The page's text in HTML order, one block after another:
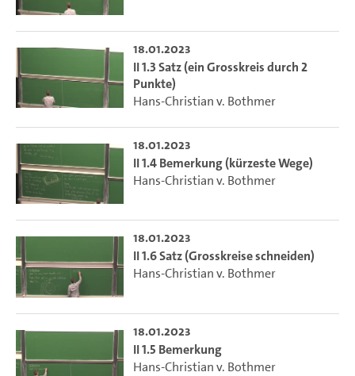
18.01.2023
II 1.3 Satz (ein Grosskreis durch 2
Punkte)
Hans-Christian v. Bothmer
18.01.2023
II 1.4 Bemerkung (kürzeste Wege)
Hans-Christian v. Bothmer
18.01.2023
II 1.6 Satz (Grosskreise schneiden)
Hans-Christian v. Bothmer
18.01.2023
II 1.5 Bemerkung
Hans-Christian v. Bothmer